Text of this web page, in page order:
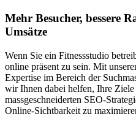
Mehr Besucher, bessere
Umsätze
Wenn Sie ein Fitnessstudio
online präsent zu sein. Mit
Expertise im Bereich der
wir Ihnen dabei helfen, Ihre Ziele
massgeschneiderten SEO-
Online-Sichtbarkeit zu